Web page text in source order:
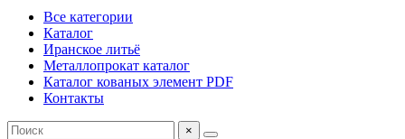
Все категории
Каталог
Иранское литьё
Металлопрокат каталог
Каталог кованых элемент PDF
Контакты
×